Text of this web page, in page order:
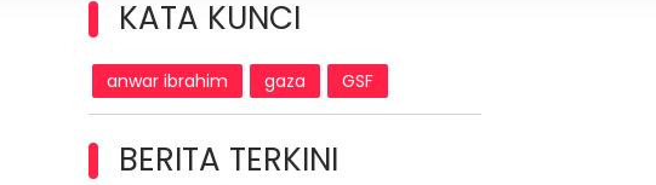
KATA KUNCI
anwar ibrahim gaza GSF
BERITA TERKINI